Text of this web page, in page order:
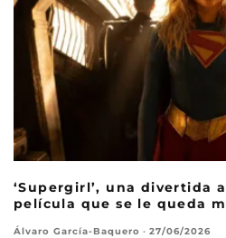
‘Supergirl’, una divertida
película que se le queda
Álvaro García-Baquero · 27/06/2026